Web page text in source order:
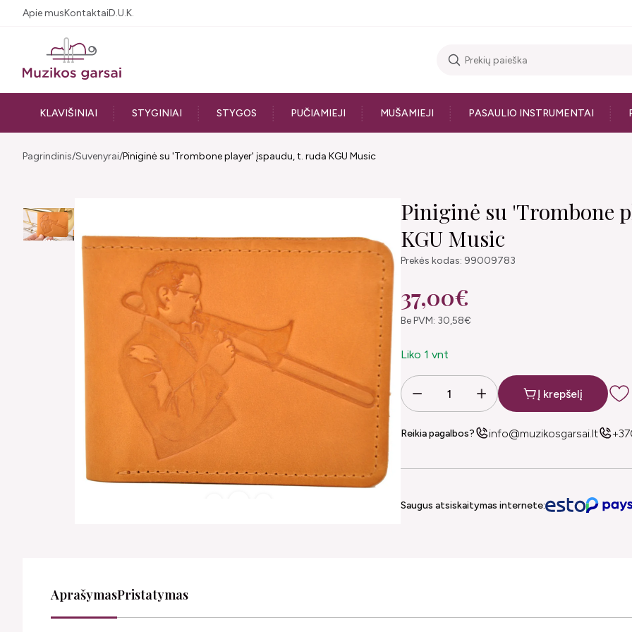
Apie musKontaktaiD.U.K.
KLAVIŠINIAI STYGINIAI STYGOS PUČIAMIEJI MUŠAMIEJI PASAULIO INSTRUMENTAI
Pagrindinis Suvenyrai Piniginė su 'Trombone player' įspaudu, t. ruda KGU Music
Piniginė su 'Trombone
KGU Music
Prekės kodas: 99009783
37,00€
Be PVM: 30,58€
Liko 1 vnt
Į krepšelį
Reikia pagalbos? info@muzikosgarsai.lt
Saugus atsiskaitymas internete:
AprašymasPristatymas